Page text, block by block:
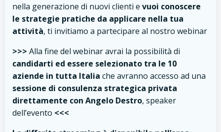
nella generazione di nuovi clienti e vuoi conoscere
le strategie pratiche da applicare nella tua
attività, ti invitiamo a partecipare al nostro webinar
>>> Alla fine del webinar avrai la possibilità di
candidarti ed essere selezionato tra le 10
aziende in tutta Italia che avranno accesso ad una
sessione di consulenza strategica privata
direttamente con Angelo Destro, speaker
dell’evento <<<